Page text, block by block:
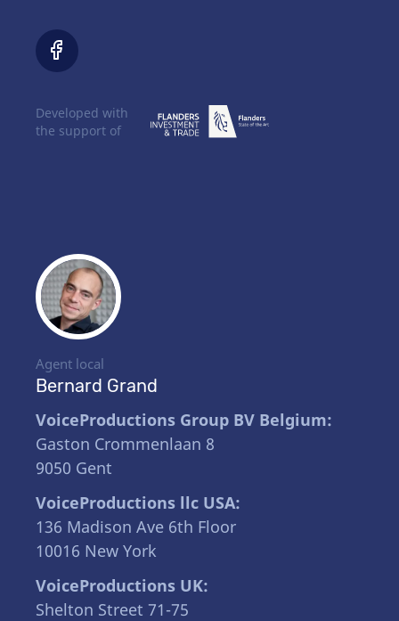
Agent local
Bernard Grand
VoiceProductions Group BV Belgium:
Gaston Crommenlaan 8
9050 Gent
VoiceProductions llc USA:
136 Madison Ave 6th Floor
10016 New York
VoiceProductions UK:
Shelton Street 71-75
Developed with
the support of